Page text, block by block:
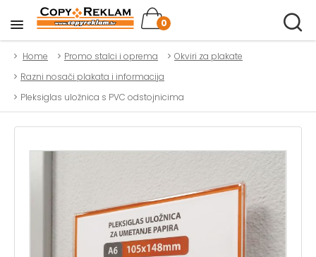
0
Home Promo stalci i oprema
Okviri za plakate
Razni nosači plakata i informacija
Pleksiglas uložnica s PVC odstojnicima